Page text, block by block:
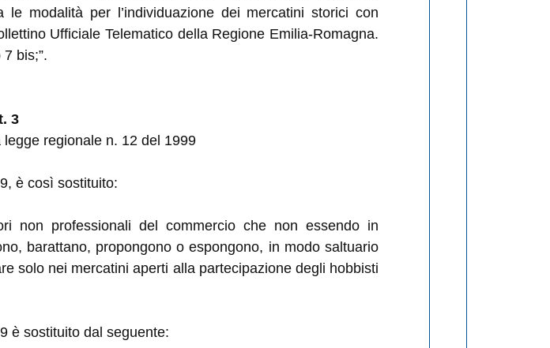
modalità per l’individuazione dei mercatini storici con
Ufficiale Telematico della Regione Emilia-Romagna.
bis;”.
3
regionale n. 12 del 1999
è così sostituito:
non professionali del commercio che non essendo in
barattano, propongono o espongono, in modo saltuario
solo nei mercatini aperti alla partecipazione degli hobbisti
è sostituito dal seguente: